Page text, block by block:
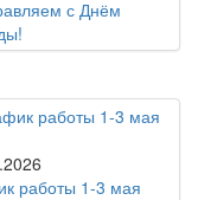
с Днём
работы 1-3 мая